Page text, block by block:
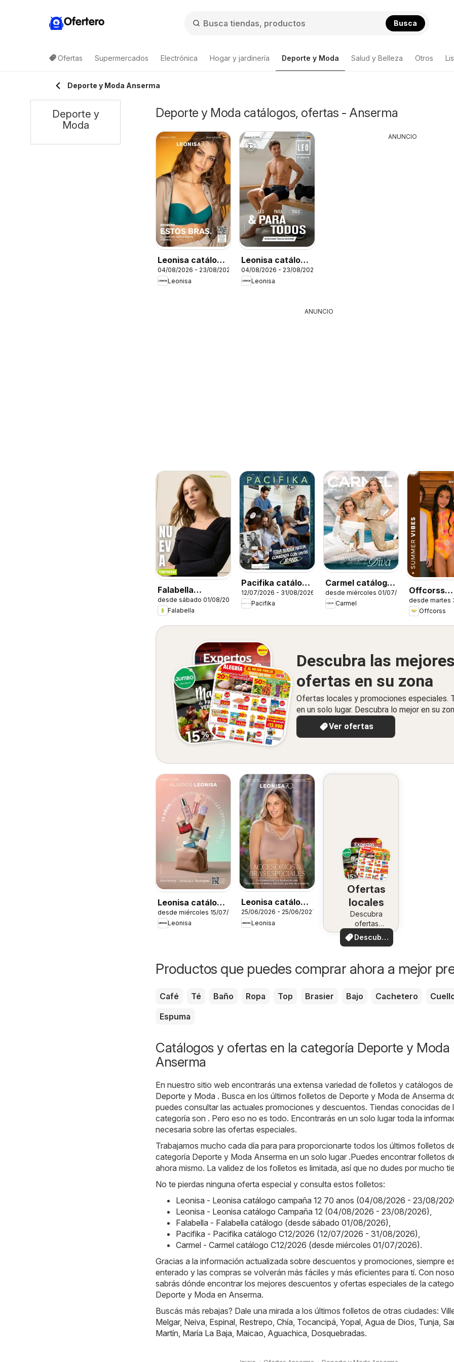
Ofertero Busca
Ofertas Supermercados Electrónica Hogar y jardinería Deporte y Moda Salud y Belleza Otros
Deporte y Moda Anserma
Deporte y Moda catálogos, ofertas - Anserma
Leonisa catálogo
campaña 12 70
anos
04/08/2026 - 23/08/2026
Leonisa
Leonisa catálogo
Campaña 12
04/08/2026 - 23/08/2026
Leonisa
ANUNCIO
ANUNCIO
Falabella
catálogo
desde sábado 01/08/2026
Falabella
Pacifika catálogo
C12/2026
12/07/2026 - 31/08/2026
Pacifika
Carmel catálogo
C12/2026
desde miércoles 01/07/2026
Carmel
Offcorss
catálogo
desde martes
Offcorss
Descubra las mejores
ofertas en su zona
Ofertas locales y promociones especiales.
en un solo lugar. Descubra lo mejor en su
Ver ofertas
Leonisa catálogo
aliados
desde miércoles 15/07/2026
Leonisa
Leonisa catálogo
Campaña 10
25/06/2026 - 25/06/2027
Leonisa
Ofertas
locales
Descubra
ofertas
especiales
Descubre
ofertas
Productos que puedes comprar ahora a mejor
Café Té Baño Ropa Top Brasier Bajo Cachetero
Espuma
Catálogos y ofertas en la categoría Deporte y Moda
Anserma
En nuestro sitio web encontrarás una extensa variedad de folletos y catálogos de
Deporte y Moda . Busca en los últimos folletos de Deporte y Moda de Anserma
puedes consultar las actuales promociones y descuentos. Tiendas conocidas de
categoría son . Pero eso no es todo. Encontrarás en un solo lugar toda la
necesaria sobre las ofertas especiales.
Trabajamos mucho cada día para para proporcionarte todos los últimos folletos
categoría Deporte y Moda Anserma en un solo lugar .Puedes encontrar folletos
ahora mismo. La validez de los folletos es limitada, así que no dudes por mucho
No te pierdas ninguna oferta especial y consulta estos folletos:
Leonisa - Leonisa catálogo campaña 12 70 anos (04/08/2026 - 23/08/
Leonisa - Leonisa catálogo Campaña 12 (04/08/2026 - 23/08/2026)
Falabella - Falabella catálogo (desde sábado 01/08/2026)
Pacifika - Pacifika catálogo C12/2026 (12/07/2026 - 31/08/2026)
Carmel - Carmel catálogo C12/2026 (desde miércoles 01/07/2026).
Gracias a la información actualizada sobre descuentos y promociones, siempre
enterado y las compras se volverán más fáciles y más eficientes para tí. Con
sabrás dónde encontrar los mejores descuentos y ofertas especiales de la
Deporte y Moda en Anserma.
Buscás más rebajas? Dale una mirada a los últimos folletos de otras ciudades:
Melgar, Neiva Espinal Restrepo Chía Tocancipá Yopal Agua de Dios Tunja
Martín María La Baja Maicao Aguachica Dosquebradas.
Deporte y
Moda